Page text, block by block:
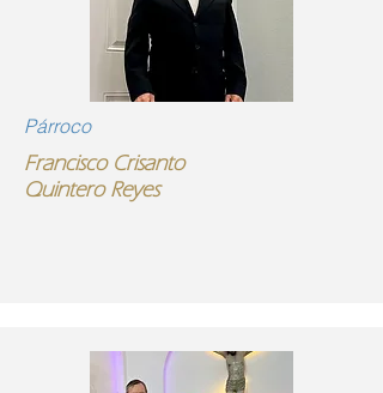
Párroco
Francisco Crisanto
Quintero Reyes